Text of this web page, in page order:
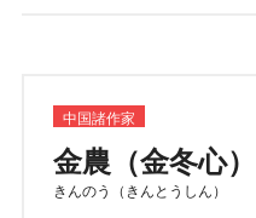
中国諸作家
金農（金冬心）
きんのう（きんとうしん）